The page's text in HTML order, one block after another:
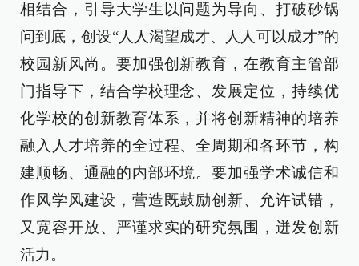
相结合，引导大学生以问题为导向、打破砂锅
问到底，创设“人人渴望成才、人人可以成才”的
校园新风尚。要加强创新教育，在教育主管部
门指导下，结合学校理念、发展定位，持续优
化学校的创新教育体系，并将创新精神的培养
融入人才培养的全过程、全周期和各环节，构
建顺畅、通融的内部环境。要加强学术诚信和
作风学风建设，营造既鼓励创新、允许试错，
又宽容开放、严谨求实的研究氛围，迸发创新
活力。